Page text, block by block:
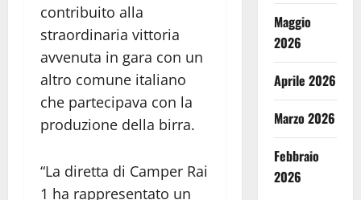
contribuito alla
straordinaria vittoria
avvenuta in gara con un
altro comune italiano
che partecipava con la
produzione della birra.
“La diretta di Camper Rai
1 ha rappresentato un
Maggio
2026
Aprile 2026
Marzo 2026
Febbraio
2026